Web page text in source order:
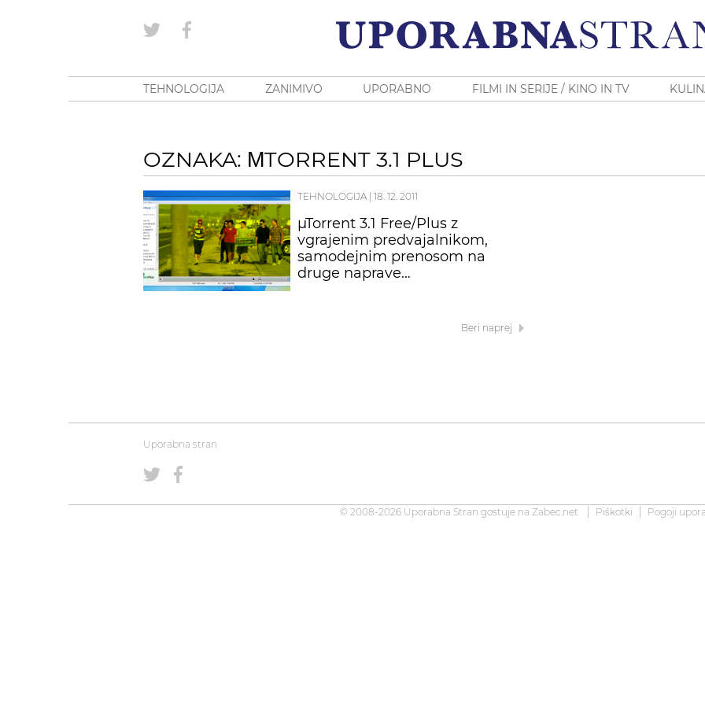
TEHNOLOGIJA ZANIMIVO UPORABNO FILMI IN SERIJE / KINO IN TV
OZNAKA: ΜTORRENT 3.1 PLUS
TEHNOLOGIJA 18. 12. 2011
µTorrent 3.1 Free/Plus z
vgrajenim predvajalnikom,
samodejnim prenosom na
druge naprave…
Beri naprej
Uporabna stran
© 2008-2026 Uporabna Stran gostuje na Zabec.net Piškotki Pogoji